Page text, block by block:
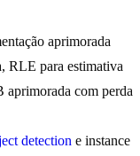
aprimorada
RLE para estimativa
aprimorada com perda
detection e instance